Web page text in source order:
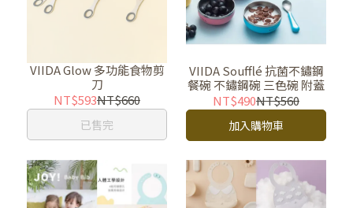
VIIDA Glow 多功能食物剪
刀
NT$593NT$660
已售完
VIIDA Soufflé 抗菌不鏽鋼
餐碗 不鏽鋼碗 三色碗 附蓋
NT$490NT$560
加入購物車